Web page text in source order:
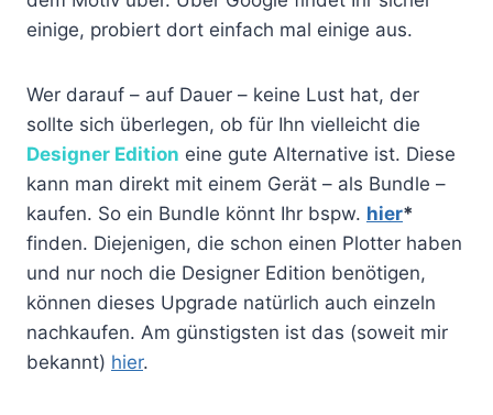
einige, probiert dort einfach mal einige aus.
Wer darauf – auf Dauer – keine Lust hat, der
sollte sich überlegen, ob für Ihn vielleicht die
Designer Edition eine gute Alternative ist. Diese
kann man direkt mit einem Gerät – als Bundle –
kaufen. So ein Bundle könnt Ihr bspw. hier*
finden. Diejenigen, die schon einen Plotter haben
und nur noch die Designer Edition benötigen,
können dieses Upgrade natürlich auch einzeln
nachkaufen. Am günstigsten ist das (soweit mir
bekannt) hier.